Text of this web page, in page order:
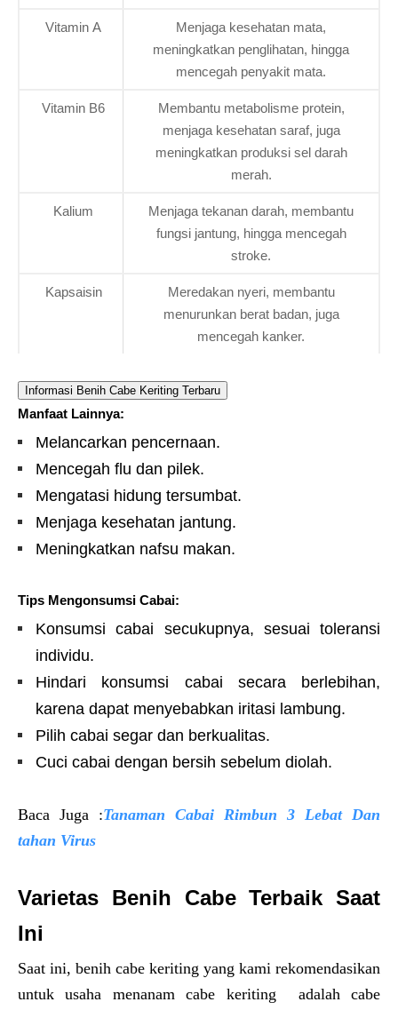
Vitamin A
Menjaga kesehatan mata,
meningkatkan penglihatan, hingga
mencegah penyakit mata.
Vitamin B6
Membantu metabolisme protein,
menjaga kesehatan saraf, juga
meningkatkan produksi sel darah
merah.
Kalium
Menjaga tekanan darah, membantu
fungsi jantung, hingga mencegah
stroke.
Kapsaisin
Meredakan nyeri, membantu
menurunkan berat badan, juga
mencegah kanker.
Informasi Benih Cabe Keriting Terbaru
Manfaat Lainnya:
Melancarkan pencernaan.
Mencegah flu dan pilek.
Mengatasi hidung tersumbat.
Menjaga kesehatan jantung.
Meningkatkan nafsu makan.
Tips Mengonsumsi Cabai:
Konsumsi cabai secukupnya, sesuai toleransi
individu.
Hindari konsumsi cabai secara berlebihan,
karena dapat menyebabkan iritasi lambung.
Pilih cabai segar dan berkualitas.
Cuci cabai dengan bersih sebelum diolah.
Baca Juga :Tanaman Cabai Rimbun 3 Lebat Dan
tahan Virus
Varietas Benih Cabe Terbaik Saat
Ini
Saat ini, benih cabe keriting yang kami rekomendasikan
untuk usaha menanam cabe keriting adalah cabe